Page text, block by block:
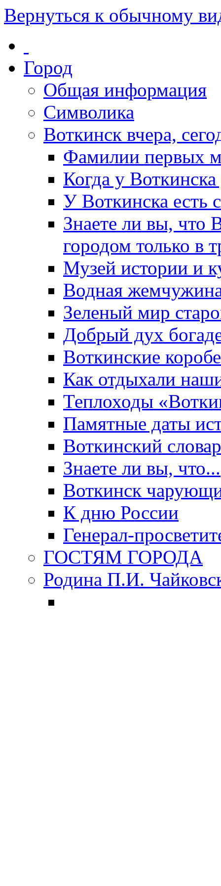
Вернуться к обычному
Город
Общая информация
Символика
Воткинск вчера,
Фамилии первых
Когда у
У Воткинска есть
Знаете ли вы, что
городом только в
Музей истории и
Водная
Зеленый мир
Добрый дух
Воткинские
Как отдыхали
Теплоходы
Памятные даты
Воткинский
Знаете ли вы, что...
Воткинск
К дню России
Генерал-
ГОСТЯМ ГОРОДА
Родина П.И.